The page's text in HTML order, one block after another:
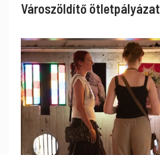
Városzöldítő ötletpályázat